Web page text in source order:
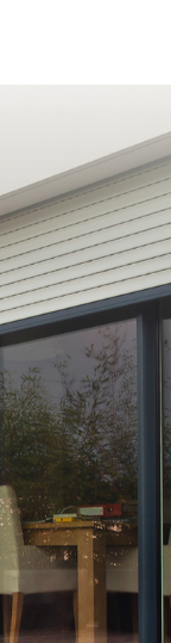
de
Volet
Tarifs directs
avec